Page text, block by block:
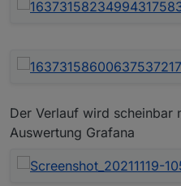
Der Verlauf wird scheinbar
Auswertung Grafana